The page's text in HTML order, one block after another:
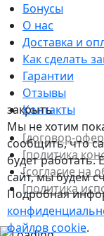
закрыть
Мы не хотим
сообщить, что
будет работать.
сайт, мы будем
Подробная
файлов сookie.
Бонусы
О нас
Доставка и
Как сделать
Гарантии
Отзывы
Контакты
[договор-
[политикa
[согласие на
[политика